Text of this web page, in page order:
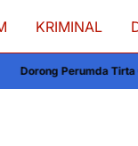
KRIMINAL
Ompo Lebih